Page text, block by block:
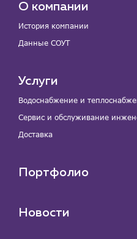
О компании
История компании
Данные СОУТ
Услуги
Водоснабжение и
Сервис и обслуживание
Доставка
Портфолио
Новости